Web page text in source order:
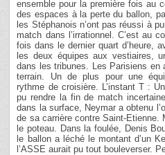
ensemble pour la première fois au
des espaces à la perte du ballon,
les Stéphanois n’ont pas réussi à
match dans l’irrationnel. C’est au
fois dans le dernier quart d’heure,
les deux équipes aux vestiaires,
dans les tribunes. Les Parisiens en
terrain. Un de plus pour une
rythme de croisière. L’instant T :
pu rendre la fin de match
dans la surface, Neymar a obtenu
de sa carrière contre Saint-
le poteau. Dans la foulée, Denis
le ballon a léché le montant d’un
l’ASSE aurait pu tout bouleverser.